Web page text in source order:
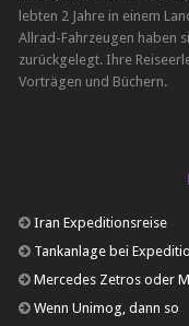
lebten 2 Jahre in einem
Allrad-Fahrzeugen haben
zurückgelegt. Ihre
Vorträgen und Büchern.
Iran Expeditionsreise
Tankanlage bei
Mercedes Zetros oder
Wenn Unimog, dann so